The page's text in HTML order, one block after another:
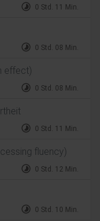
timelapse 0 Std. 11 Min.
timelapse 0 Std. 08 Min.
effect)
timelapse 0 Std. 08 Min.
timelapse 0 Std. 11 Min.
fluency)
timelapse 0 Std. 12 Min.
timelapse 0 Std. 10 Min.